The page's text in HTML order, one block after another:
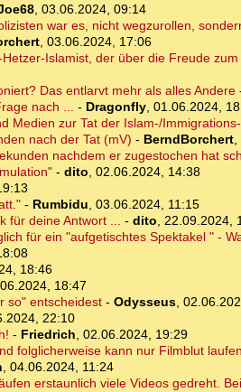
, 03.06.2024, 09:14
war es, nicht wegzurollen,
, 03.06.2024, 17:06
Islamist, der über die Freude
Das entlarvt mehr als alles Andere
nach ... - Dragonfly, 01.06.2024,
Medien zur Tat der Islam-/
nach der Tat (mV) - BerndBorchert,
nachdem er zugestochen hat
- dito, 02.06.2024, 14:38
- Rumbidu, 03.06.2024, 11:15
für deine Antwort ... - dito, 22.09.2024,
für ein "aufgetischtes Spektakel " -
18:46
18:47
so" entscheidest- Odysseus,
22:10
- Friedrich, 02.06.2024, 19:29
folglicherweise kann nur Filmblut
, 04.06.2024, 11:24
erstaunlich viele Videos gedreht.